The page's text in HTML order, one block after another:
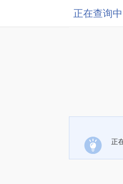
正在查询中
正